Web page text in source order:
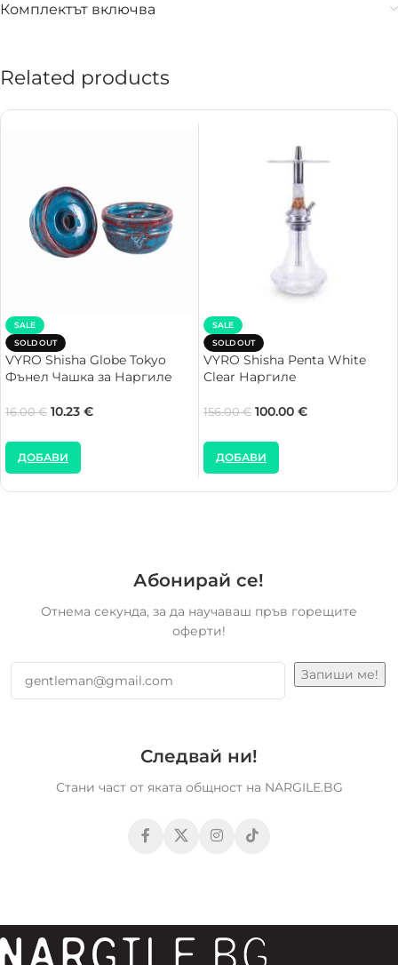
Комплектът включва
Related products
SALE
SOLD OUT
VYRO Shisha Globe Tokyo
Фънел Чашка за Наргиле
16.00€ 10.23 €
ДОБАВИ
SALE
SOLD OUT
VYRO Shisha Penta White
Clear Наргиле
156.00€ 100.00 €
ДОБАВИ
Абонирай се!
Отнема секунда, за да научаваш пръв горещите
оферти!
Следвай ни!
Стани част от яката общност на NARGILE.BG